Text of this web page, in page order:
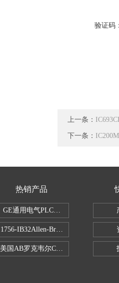
验证码
上一条：
下一条：
热销产品
GE通用电气PLC控制器
1756-IB32Allen-Bradley1756IB32数字
美国AB罗克韦尔CPU处理器